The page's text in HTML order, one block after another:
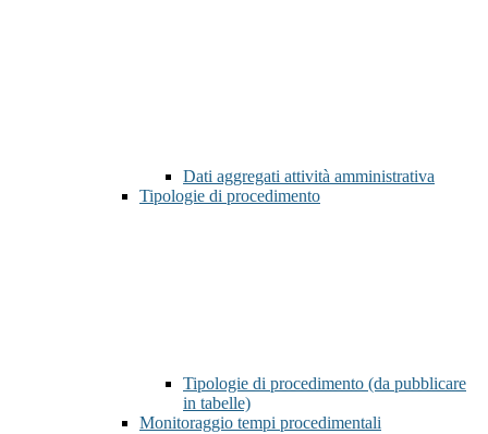
Dati aggregati attività amministrativa
Tipologie di procedimento
Tipologie di procedimento (da pubblicare
in tabelle)
Monitoraggio tempi procedimentali